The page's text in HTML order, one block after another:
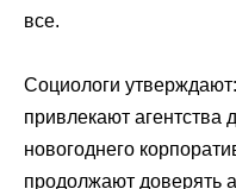
все.
Социологи
привлекают агентства
новогоднего
продолжают доверять